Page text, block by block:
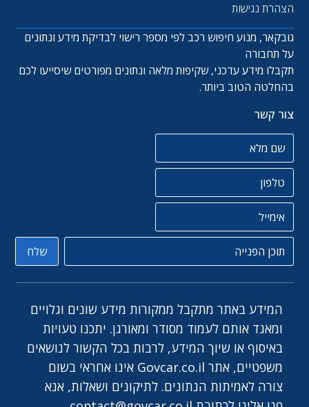
הצהרת נגישות
גובקאר, מנוע חיפוש רכב לפי מספר רישוי לבדיקת מידע ונתונים
על תחבורה
תקבלו מידע עדכני, שקיפות מלאה ונתונים מפורטים שיסייעו לכם
בהחלטה הטוב ביותר.
צור קשר
טלפון
שלח
המידע באתר מתקבל ממקורות מידע שונים וגלויים
ומאגד אותם לעמוד מסודר ומאורגן. יתכנו טעויות
באיסוף או שיוך המידע, לרבות בכל הקשור לנושאים
משפטיים, אתר Govcar.co.il אינו אחראי בשום
צורה לאמיתות הנתונים. לתיקונים ושאלות, אנא